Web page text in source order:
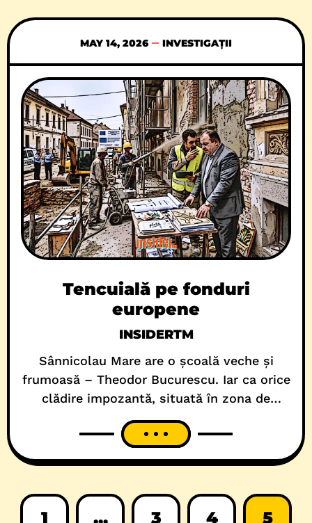
că, pe data de 12 mai, la ora 15, în fața
MAY 14, 2026 INVESTIGAȚII
Tencuială pe fonduri
europene
INSIDERTM
Sânnicolau Mare are o școală veche și
frumoasă – Theodor Bucurescu. Iar ca orice
clădire impozantă, situată în zona de
protecție istorică, care a mai prins și
fonduri europene, a intrat direct în ritualul
stufoasă, urmată de finanțare de vreun
milion de euro, cerințe
1 ... 3 4 5